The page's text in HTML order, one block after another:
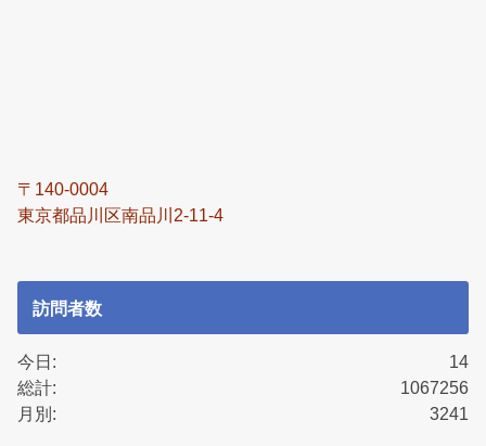
〒140-0004
東京都品川区南品川2-11-4
訪問者数
14
今日:
1067256
総計:
3241
月別: